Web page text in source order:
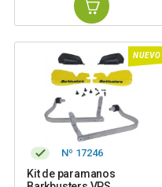
NUEVO
Nº 17246
Kit de paramanos